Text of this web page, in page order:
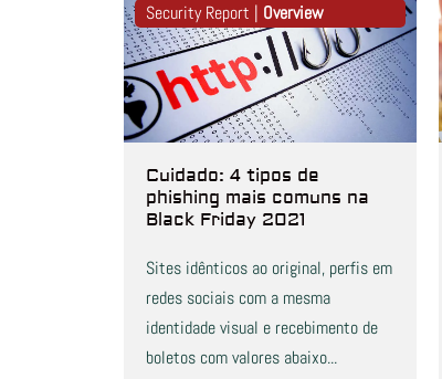
Security Report | Overview
Cuidado: 4 tipos de
phishing mais comuns na
Black Friday 2021
Sites idênticos ao original, perfis em
redes sociais com a mesma
identidade visual e recebimento de
boletos com valores abaixo...